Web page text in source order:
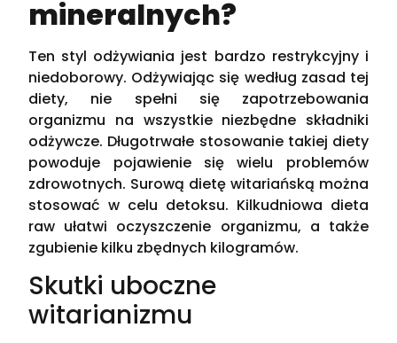
mineralnych?
Ten styl odżywiania jest bardzo restrykcyjny i
niedoborowy. Odżywiając się według zasad tej
diety, nie spełni się zapotrzebowania
organizmu na wszystkie niezbędne składniki
odżywcze. Długotrwałe stosowanie takiej diety
powoduje pojawienie się wielu problemów
zdrowotnych. Surową dietę witariańską można
stosować w celu detoksu. Kilkudniowa dieta
raw ułatwi oczyszczenie organizmu, a także
zgubienie kilku zbędnych kilogramów.
Skutki uboczne
witarianizmu